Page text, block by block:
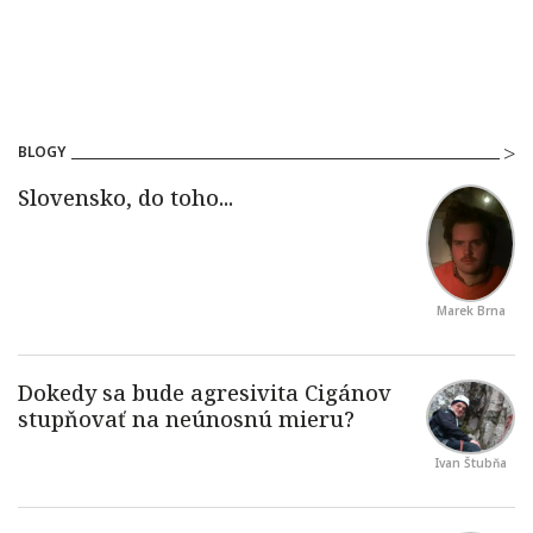
BLOGY
Marek Brna
Ivan Štubňa